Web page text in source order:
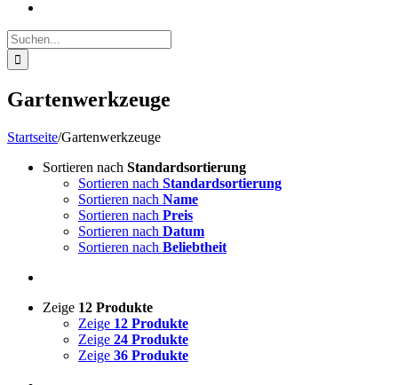
Suche
nach:
Gartenwerkzeuge
Startseite/Gartenwerkzeuge
Sortieren nach Standardsortierung
Sortieren nach Standardsortierung
Sortieren nach Name
Sortieren nach Preis
Sortieren nach Datum
Sortieren nach Beliebtheit
Zeige 12 Produkte
Zeige 12 Produkte
Zeige 24 Produkte
Zeige 36 Produkte